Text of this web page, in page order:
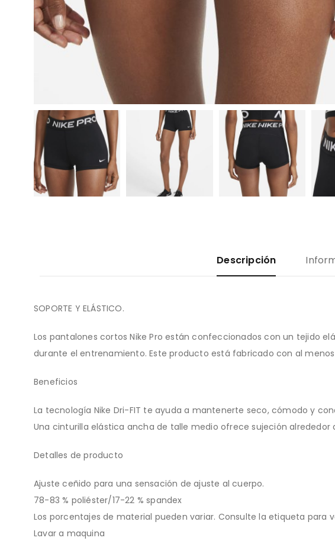
Descripción
SOPORTE Y ELÁSTICO.
Los pantalones cortos Nike Pro están confeccionados con un tejido
durante el entrenamiento. Este producto está fabricado con al
Beneficios
La tecnología Nike Dri-FIT te ayuda a mantenerte seco, cómodo y
Una cinturilla elástica ancha de talle medio ofrece sujeción alrededor
Detalles de producto
Ajuste ceñido para una sensación de ajuste al cuerpo.
78-83 % poliéster/17-22 % spandex
Los porcentajes de material pueden variar. Consulte la etiqueta para
Lavar a maquina